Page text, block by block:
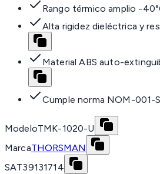
Rango térmico amplio -
Alta rigidez dieléctrica y
Material ABS auto-
Cumple norma NOM-001-
ModeloTMK-1020-U
MarcaTHORSMAN
SAT39131714